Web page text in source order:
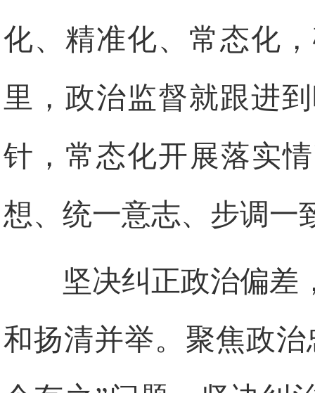
化、精准化、常态化
里，政治监督就跟进
针，常态化开展落实
想、统一意志、步调一
坚决纠正政治偏差
和扬清并举。聚焦政